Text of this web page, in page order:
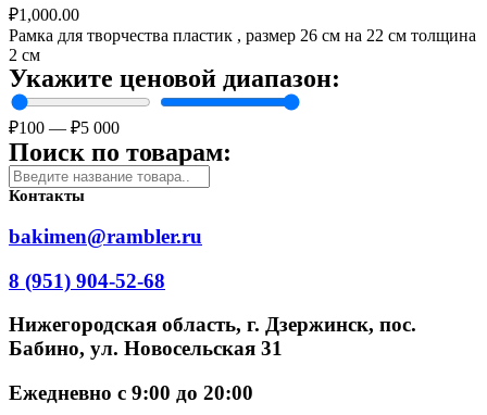
₽1,000.00
Рамка для творчества пластик , размер 26 см на 22 см толщина
2 см
Укажите ценовой диапазон:
₽100 — ₽5 000
Поиск по товарам:
Контакты
bakimen@rambler.ru
8 (951) 904-52-68
Нижегородская область, г. Дзержинск, пос.
Бабино, ул. Новосельская 31
Ежедневно с 9:00 до 20:00